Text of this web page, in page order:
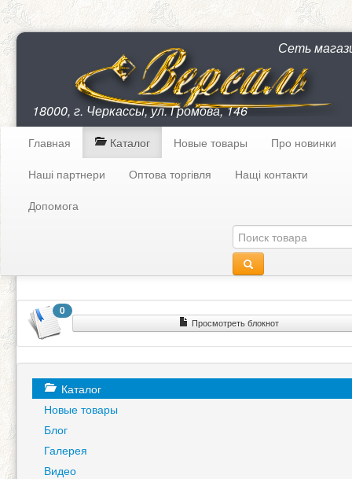
Сеть
18000, г. Черкассы, ул. Громова, 146
Главная Каталог Новые товары
Про новинки
Наші партнери
Оптова торгівля
Нащі контакти
Допомога
0
Просмотреть блокнот
Каталог
Новые товары
Блог
Галерея
Видео